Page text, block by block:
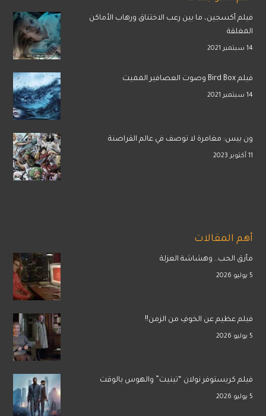
فيلم أكسجين، ما بين رعب الاختناق ورهاب الأماكن
المغلقة
14 سبتمبر 2021
فيلم Bird Box وصوت العصافير المميت
14 سبتمبر 2021
ون بيس: مغامرة لا توصف في عالم القراصنة
11 أكتوبر 2023
أهم المقالات
مأزق الحب.. وهشاشة العزلة
5 يوليو 2026
فيلم عظيم عن الخوفِ من الزمن!!
5 يوليو 2026
فيلم كريستوفر نولان “تينيت” والهوس بالوقت
5 يوليو 2026